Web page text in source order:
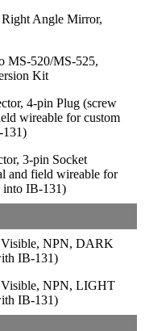
Angle Mirror,
MS-520/MS-525,
Kit
4-pin Plug (screw
wireable for custom
3-pin Socket
and field wireable for
into IB-131)
Visible, NPN, DARK
IB-131)
Visible, NPN, LIGHT
IB-131)